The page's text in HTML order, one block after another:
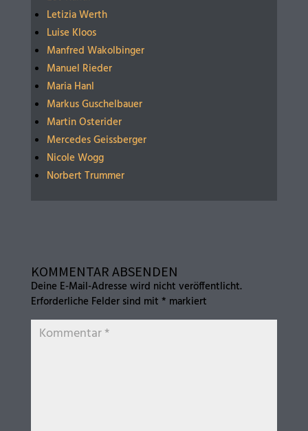
Letizia Werth
Luise Kloos
Manfred Wakolbinger
Manuel Rieder
Maria Hanl
Markus Guschelbauer
Martin Osterider
Mercedes Geissberger
Nicole Wogg
Norbert Trummer
KOMMENTAR ABSENDEN
Deine E-Mail-Adresse wird nicht veröffentlicht.
Erforderliche Felder sind mit * markiert